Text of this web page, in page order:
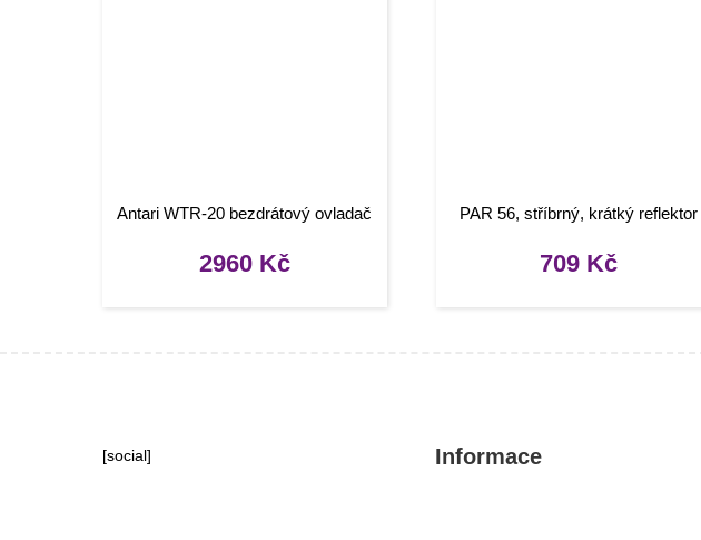
Antari WTR-20 bezdrátový ovladač
2960 Kč
PAR 56, stříbrný, krátký reflektor
709 Kč
[social] Informace